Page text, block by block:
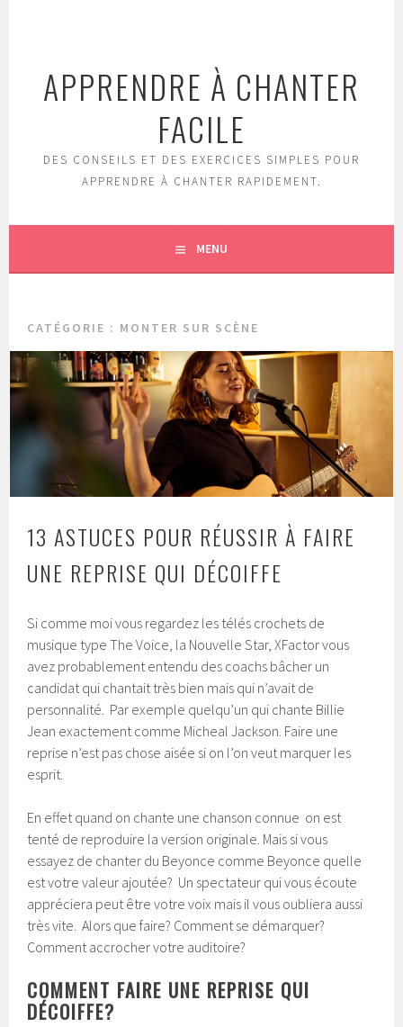
principalAPPRENDRE À CHANTER
FACILE
DES CONSEILS ET DES EXERCICES SIMPLES POUR
APPRENDRE À CHANTER RAPIDEMENT.
MENU
CATÉGORIE : MONTER SUR SCÈNE
13 ASTUCES POUR RÉUSSIR À FAIRE
UNE REPRISE QUI DÉCOIFFE
Si comme moi vous regardez les télés crochets de
musique type The Voice, la Nouvelle Star, XFactor vous
avez probablement entendu des coachs bâcher un
candidat qui chantait très bien mais qui n’avait de
personnalité. Par exemple quelqu’un qui chante Billie
Jean exactement comme Micheal Jackson. Faire une
reprise n’est pas chose aisée si on l’on veut marquer les
esprit.
En effet quand on chante une chanson connue on est
tenté de reproduire la version originale. Mais si vous
essayez de chanter du Beyonce comme Beyonce quelle
est votre valeur ajoutée? Un spectateur qui vous écoute
appréciera peut être votre voix mais il vous oubliera aussi
très vite. Alors que faire? Comment se démarquer?
Comment accrocher votre auditoire?
COMMENT FAIRE UNE REPRISE QUI
DÉCOIFFE?